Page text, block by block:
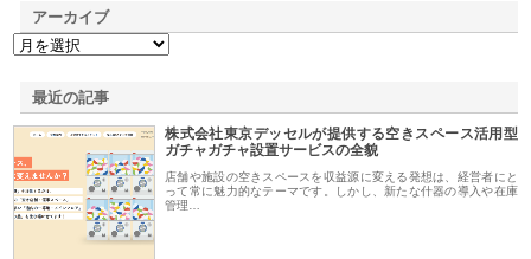
アーカイブ
最近の記事
株式会社東京デッセルが提供する空きスペース活用型
ガチャガチャ設置サービスの全貌
店舗や施設の空きスペースを収益源に変える発想は、経営者にと
って常に魅力的なテーマです。しかし、新たな什器の導入や在庫
管理…